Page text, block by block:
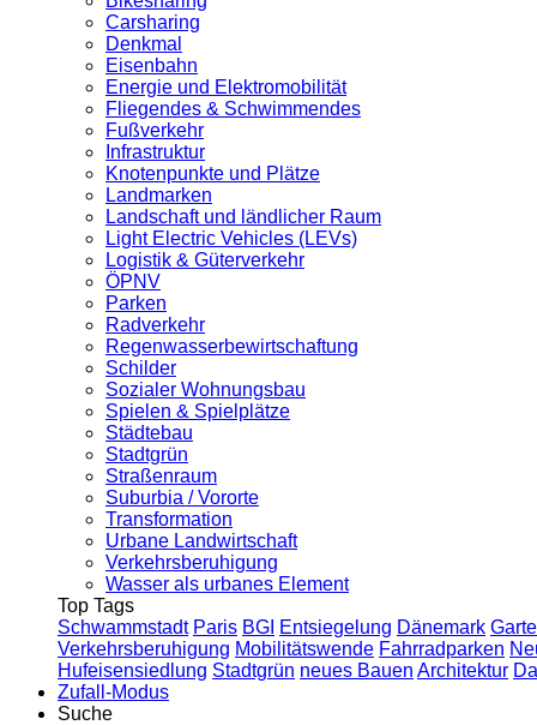
Carsharing
Denkmal
Eisenbahn
Energie und Elektromobilität
Fliegendes & Schwimmendes
Fußverkehr
Infrastruktur
Knotenpunkte und Plätze
Landmarken
Landschaft und ländlicher Raum
Light Electric Vehicles (LEVs)
Logistik & Güterverkehr
ÖPNV
Parken
Radverkehr
Regenwasserbewirtschaftung
Schilder
Sozialer Wohnungsbau
Spielen & Spielplätze
Städtebau
Stadtgrün
Straßenraum
Suburbia / Vororte
Transformation
Urbane Landwirtschaft
Verkehrsberuhigung
Wasser als urbanes Element
Top Tags
Schwammstadt Paris BGI Entsiegelung Dänemark
Verkehrsberuhigung Mobilitätswende Fahrradparken
Hufeisensiedlung Stadtgrün neues Bauen Architektur
Zufall-Modus
Suche